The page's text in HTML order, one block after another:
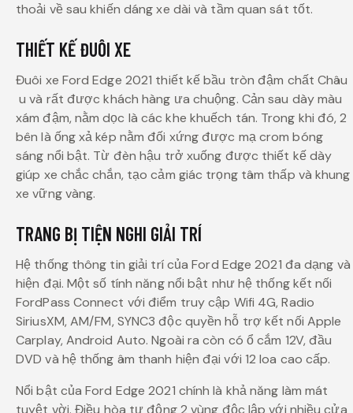
thoải về sau khiến dáng xe dài và tầm quan sát tốt.
THIẾT KẾ ĐUÔI XE
Đuôi xe Ford Edge 2021 thiết kế bầu tròn đậm chất Châu
u và rất được khách hàng ưa chuộng. Cản sau dày màu
xám đậm, nằm dọc là các khe khuếch tán. Trong khi đó, 2
bên là ống xả kép nằm đối xứng được mạ crom bóng
sáng nổi bật. Từ đèn hậu trở xuống được thiết kế dày
giúp xe chắc chắn, tạo cảm giác trọng tâm thấp và khung
xe vững vàng.
TRANG BỊ TIỆN NGHI GIẢI TRÍ
Hệ thống thông tin giải trí của Ford Edge 2021 đa dạng và
hiện đại. Một số tính năng nổi bật như hệ thống kết nối
FordPass Connect với điểm truy cập Wifi 4G, Radio
SiriusXM, AM/FM, SYNC3 độc quyền hỗ trợ kết nối Apple
Carplay, Android Auto. Ngoài ra còn có ổ cắm 12V, đầu
DVD và hệ thống âm thanh hiện đại với 12 loa cao cấp.
Nổi bật của Ford Edge 2021 chính là khả năng làm mát
tuyệt vời. Điều hòa tự động 2 vùng độc lập với nhiều cửa